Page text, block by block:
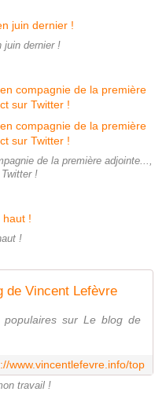
juin dernier !
de la première adjointe...,
!
!
de Vincent Lefèvre
sur Le blog de
www.vincentlefevre.info/top
travail !